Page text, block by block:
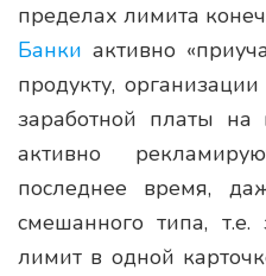
пределах лимита
Банки активно
продукту,
заработной платы на
активно
последнее время,
смешанного типа,
лимит в одной